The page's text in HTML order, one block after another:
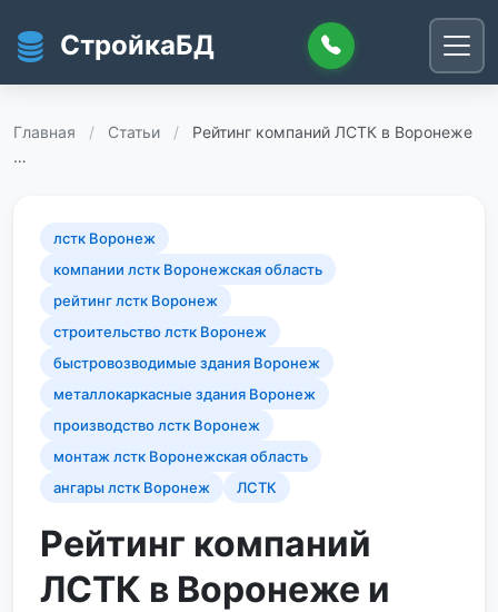
СтройкаБД
Главная / Статьи /
Рейтинг компаний ЛСТК в Воронеже
…
лстк Воронеж
компании лстк Воронежская область
рейтинг лстк Воронеж
строительство лстк Воронеж
быстровозводимые здания Воронеж
металлокаркасные здания Воронеж
производство лстк Воронеж
монтаж лстк Воронежская область
ангары лстк Воронеж
ЛСТК
Рейтинг компаний
ЛСТК в Воронеже и